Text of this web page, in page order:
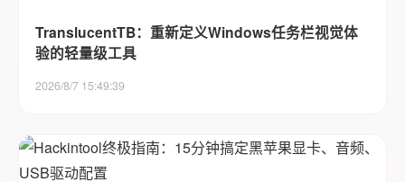
TranslucentTB：重新定义Windows任务栏视觉体
验的轻量级工具
2026/8/7 15:49:39